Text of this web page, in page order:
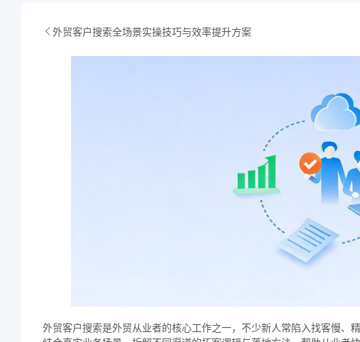
外贸客户搜索全场景实操技巧与效率提升方案
外贸客户搜索是外贸从业者的核心工作之一，不少新人常陷入找客慢、